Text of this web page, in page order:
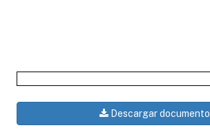
Descargar documento